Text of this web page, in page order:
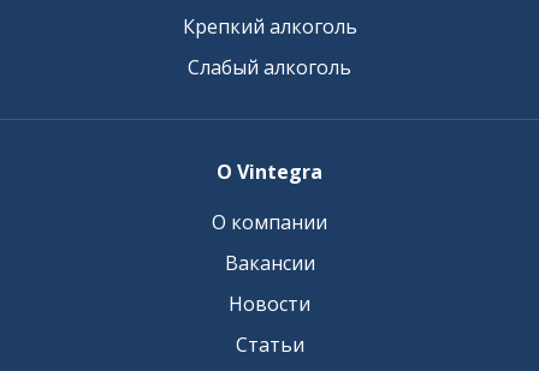
Крепкий алкоголь
Слабый алкоголь
О Vintegra
О компании
Вакансии
Новости
Статьи